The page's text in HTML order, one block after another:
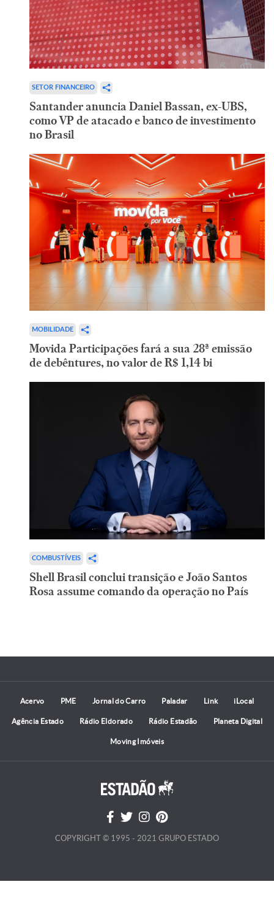
SETOR FINANCEIRO
Santander anuncia Daniel Bassan, ex-UBS,
como VP de atacado e banco de investimento
no Brasil
MOBILIDADE
Movida Participações fará a sua 28ª emissão
de debêntures, no valor de R$ 1,14 bi
COMBUSTÍVEIS
Shell Brasil conclui transição e João Santos
Rosa assume comando da operação no País
Acervo PME Jornal do Carro Paladar Link iLocal
Agência Estado Rádio Eldorado Rádio Estadão Planeta Digital
Moving Imóveis
COPYRIGHT © 1995 - 2021 GRUPO ESTADO